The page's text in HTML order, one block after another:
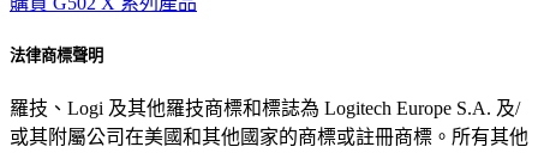
法律商標聲明
羅技、Logi 及其他羅技商標和標誌為 Logitech Europe S.A. 及/
或其附屬公司在美國和其他國家的商標或註冊商標。所有其他